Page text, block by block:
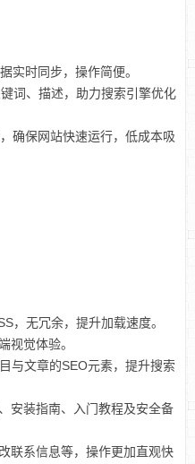
实时同步，操作简便。
词、描述，助力搜索引擎优化
确保网站快速运行，低成本吸
，无冗余，提升加载速度。
视觉体验。
与文章的SEO元素，提升搜索
安装指南、入门教程及安全备
联系信息等，操作更加直观快